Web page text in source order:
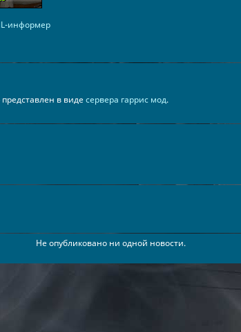
информер
в видесервера гаррис мод.
Не опубликовано ни одной новости.